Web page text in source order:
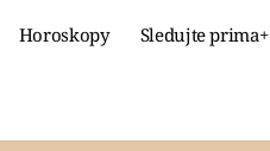
Horoskopy Sledujte prima+